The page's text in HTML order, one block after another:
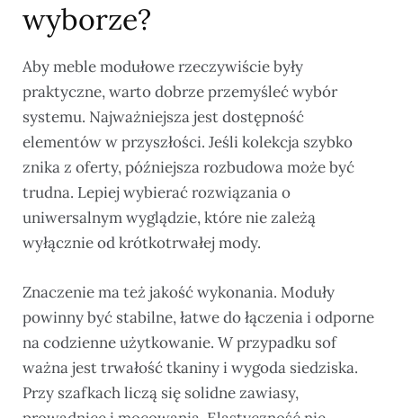
wyborze?
Aby meble modułowe rzeczywiście były
praktyczne, warto dobrze przemyśleć wybór
systemu. Najważniejsza jest dostępność
elementów w przyszłości. Jeśli kolekcja szybko
znika z oferty, późniejsza rozbudowa może być
trudna. Lepiej wybierać rozwiązania o
uniwersalnym wyglądzie, które nie zależą
wyłącznie od krótkotrwałej mody.
Znaczenie ma też jakość wykonania. Moduły
powinny być stabilne, łatwe do łączenia i odporne
na codzienne użytkowanie. W przypadku sof
ważna jest trwałość tkaniny i wygoda siedziska.
Przy szafkach liczą się solidne zawiasy,